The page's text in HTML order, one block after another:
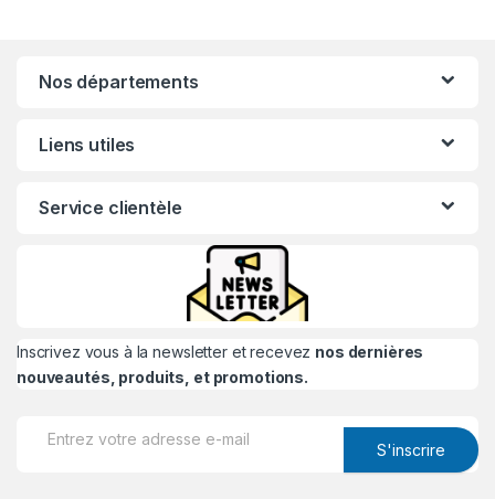
Nos départements
Liens utiles
Service clientèle
Inscrivez vous à la newsletter et recevez nos dernières
nouveautés, produits, et promotions.
S'inscrire